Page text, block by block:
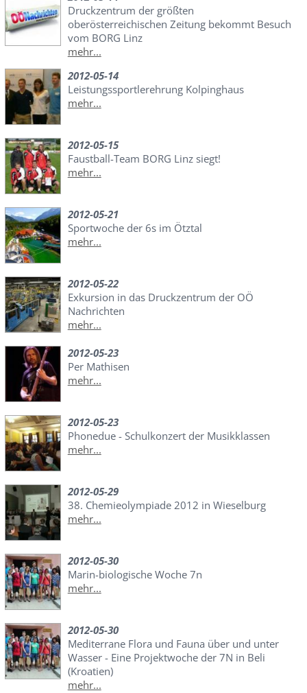
Druckzentrum der größten
oberösterreichischen Zeitung bekommt Besuch
vom BORG Linz
mehr...
2012-05-14
Leistungssportlerehrung Kolpinghaus
mehr...
2012-05-15
Faustball-Team BORG Linz siegt!
mehr...
2012-05-21
Sportwoche der 6s im Ötztal
mehr...
2012-05-22
Exkursion in das Druckzentrum der OÖ
Nachrichten
mehr...
2012-05-23
Per Mathisen
mehr...
2012-05-23
Phonedue - Schulkonzert der Musikklassen
mehr...
2012-05-29
38. Chemieolympiade 2012 in Wieselburg
mehr...
2012-05-30
Marin-biologische Woche 7n
mehr...
2012-05-30
Mediterrane Flora und Fauna über und unter
Wasser - Eine Projektwoche der 7N in Beli
(Kroatien)
mehr...